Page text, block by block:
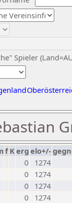
Spieler
f Kerg elo+/-
0
1274
0
1274
0
1274
0
1274